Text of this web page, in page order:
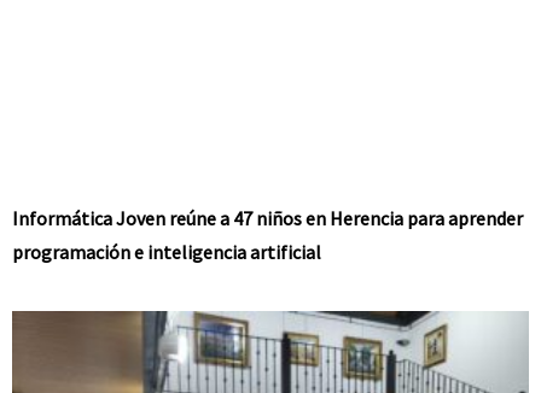
Informática Joven reúne a 47 niños en Herencia para aprender
programación e inteligencia artificial